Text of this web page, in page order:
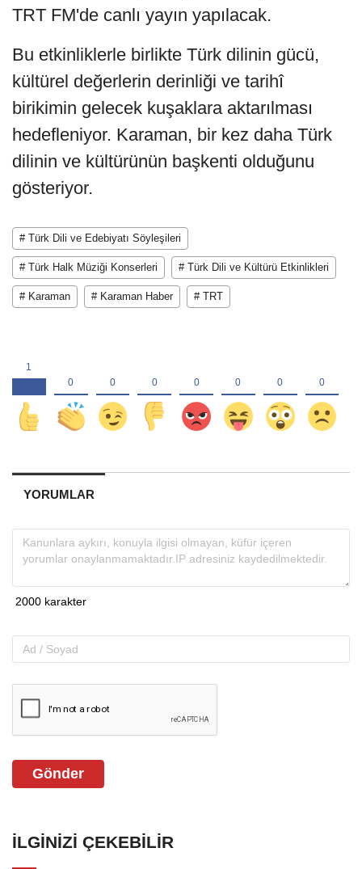
TRT FM'de canlı yayın yapılacak.
Bu etkinliklerle birlikte Türk dilinin gücü,
kültürel değerlerin derinliği ve tarihî
birikimin gelecek kuşaklara aktarılması
hedefleniyor. Karaman, bir kez daha Türk
dilinin ve kültürünün başkenti olduğunu
gösteriyor.
# Türk Dili ve Edebiyatı Söyleşileri
# Türk Halk Müziği Konserleri # Türk Dili ve Kültürü Etkinlikleri
# Karaman # Karaman Haber # TRT
YORUMLAR
Gönder
İLGINIZI ÇEKEBILIR